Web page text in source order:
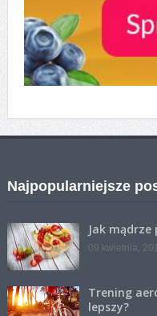
Najpopularniejsze
Jak mądrze
09 kwietnia,
Trening
lepszy?